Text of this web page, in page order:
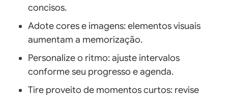
concisos.
Adote cores e imagens: elementos visuais
aumentam a memorização.
Personalize o ritmo: ajuste intervalos
conforme seu progresso e agenda.
Tire proveito de momentos curtos: revise